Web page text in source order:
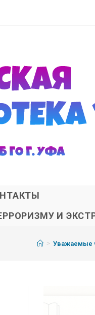
И
> Уважаемые